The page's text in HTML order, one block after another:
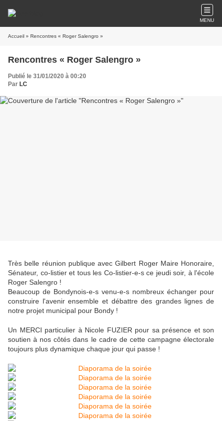
MENU
Accueil » Rencontres « Roger Salengro »
Rencontres « Roger Salengro »
Publié le 31/01/2020 à 00:20
Par LC
Très belle réunion publique avec Gilbert Roger Maire Honoraire,
Sénateur, co-listier et tous les Co-listier-e-s ce jeudi soir, à l'école
Roger Salengro !
Beaucoup de Bondynois-e-s venu-e-s nombreux échanger pour
construire l'avenir ensemble et débattre des grandes lignes de
notre projet municipal pour Bondy !
Un MERCI particulier à Nicole FUZIER pour sa présence et son
soutien à nos côtés dans le cadre de cette campagne électorale
toujours plus dynamique chaque jour qui passe !